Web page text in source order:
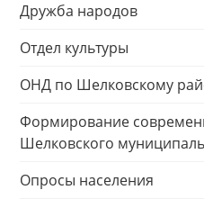
Дружба народов
Отдел культуры
ОНД по Шелковскому
Формирование
Шелковского
Опросы населения